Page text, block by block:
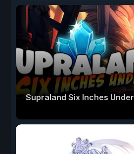
Supraland Six Inches Under